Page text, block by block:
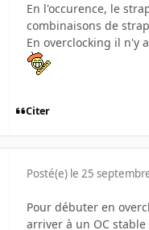
En l'occurence, le
combinaisons de
En overclocking il n'y
Citer
Posté(e) le 25
Pour débuter en
arriver à un OC stable